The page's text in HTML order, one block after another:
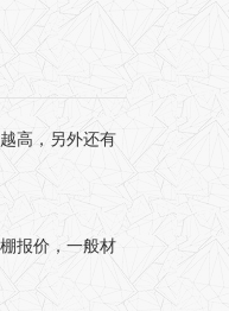
高，另外还有
报价，一般材